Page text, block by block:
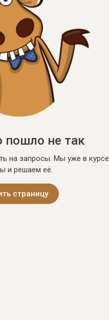
пошло не так
на запросы. Мы уже в курсе
и решаем её.
страницу